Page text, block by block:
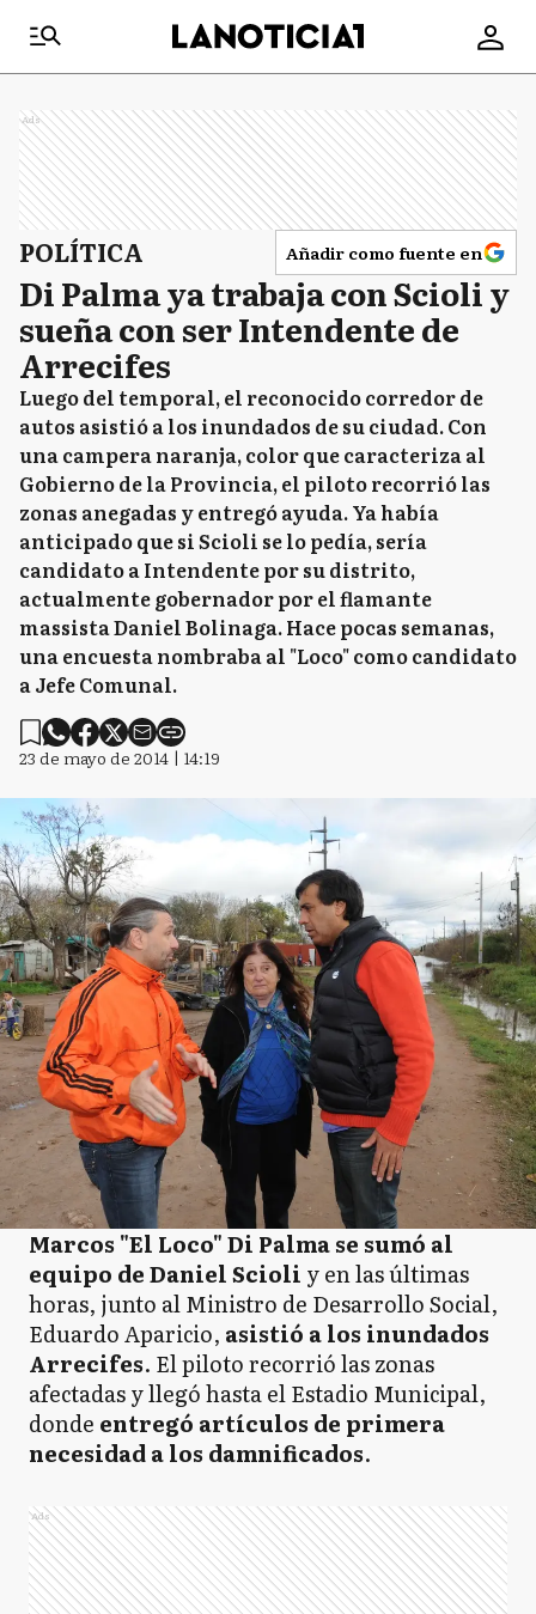
Ads
POLÍTICA Añadir como fuente en
Di Palma ya trabaja con Scioli y
sueña con ser Intendente de
Arrecifes
Luego del temporal, el reconocido corredor de
autos asistió a los inundados de su ciudad. Con
una campera naranja, color que caracteriza al
Gobierno de la Provincia, el piloto recorrió las
zonas anegadas y entregó ayuda. Ya había
anticipado que si Scioli se lo pedía, sería
candidato a Intendente por su distrito,
actualmente gobernador por el flamante
massista Daniel Bolinaga. Hace pocas semanas,
una encuesta nombraba al "Loco" como candidato
a Jefe Comunal.
23 de mayo de 2014 | 14:19
Marcos "El Loco" Di Palma se sumó al
equipo de Daniel Scioli y en las últimas
horas, junto al Ministro de Desarrollo Social,
Eduardo Aparicio, asistió a los inundados
Arrecifes. El piloto recorrió las zonas
afectadas y llegó hasta el Estadio Municipal,
donde entregó artículos de primera
necesidad a los damnificados.
Ads